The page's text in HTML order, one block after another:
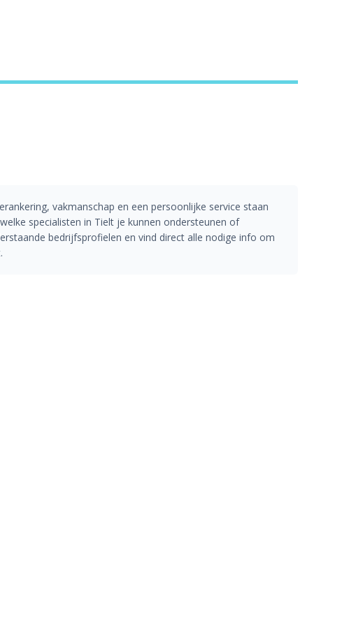
vakmanschap en een persoonlijke service staan
specialisten in Tielt je kunnen ondersteunen of
bedrijfsprofielen en vind direct alle nodige info om